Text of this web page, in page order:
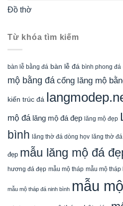
Đồ thờ
Từ khóa tìm kiếm
bàn lễ bằng đá bàn lễ đá bình phong đá
mộ bằng đá cổng lăng mộ
kiến trúc đá
mộ đá lăng mộ đá đẹp lăng mộ đẹp
bình lăng thờ đá dòng họv lăng thờ
đẹp mẫu lăng mộ đá
hương đá đẹp mẫu mộ tháp mẫu mộ tháp
mẫu mộ tháp đá ninh bình mẫu